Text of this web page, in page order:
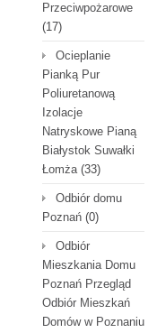
Przeciwpożarowe
(17)
Ocieplanie
Pianką Pur
Poliuretanową
Izolacje
Natryskowe Pianą
Białystok Suwałki
Łomża(33)
Odbiór domu
Poznań (0)
Odbiór
Mieszkania Domu
Poznań Przegląd
Odbiór Mieszkań
Domów w Poznaniu